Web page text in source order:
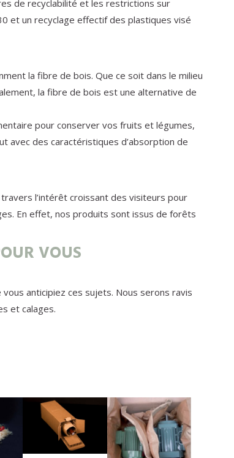
de recyclabilité et les restrictions sur
et un recyclage effectif des plastiques visé
la fibre de bois. Que ce soit dans le milieu
la fibre de bois est une alternative de
pour conserver vos fruits et légumes,
avec des caractéristiques d’absorption de
l’intérêt croissant des visiteurs pour
En effet, nos produits sont issus de forêts
VOUS
anticipiez ces sujets. Nous serons ravis
et calages.